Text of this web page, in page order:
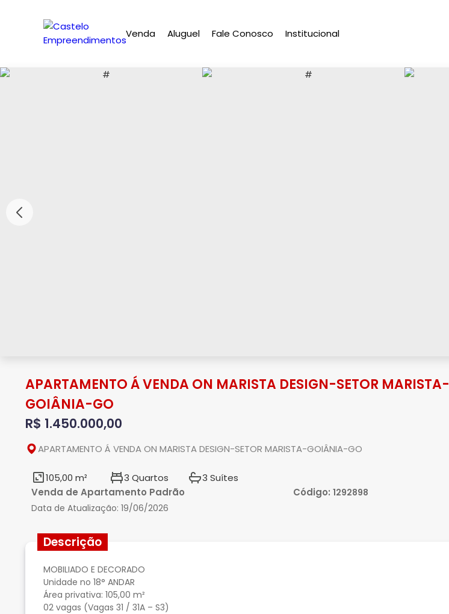
Venda Aluguel Fale Conosco Institucional
APARTAMENTO Á VENDA ON MARISTA DESIGN-SETOR MARISTA-
GOIÂNIA-GO
R$ 1.450.000,00
APARTAMENTO Á VENDA ON MARISTA DESIGN-SETOR MARISTA-GOIÂNIA-GO
105,00 m² 3 Quartos
3 Suítes
Venda de Apartamento Padrão
Código:1292898
Data de Atualização: 19/06/2026
Descrição
MOBILIADO E DECORADO
Unidade no 18° ANDAR
Área privativa: 105,00 m²
02 vagas (Vagas 31 / 31A – S3)